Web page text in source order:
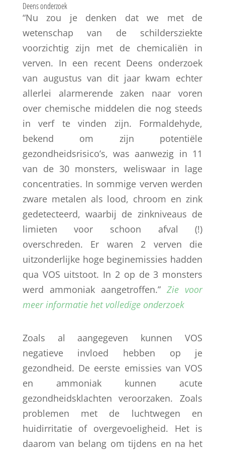
Deens onderzoek
“Nu zou je denken dat we met de
wetenschap van de schildersziekte
voorzichtig zijn met de chemicaliën in
verven. In een recent Deens onderzoek
van augustus van dit jaar kwam echter
allerlei alarmerende zaken naar voren
over chemische middelen die nog steeds
in verf te vinden zijn. Formaldehyde,
bekend om zijn potentiële
gezondheidsrisico’s, was aanwezig in 11
van de 30 monsters, weliswaar in lage
concentraties. In sommige verven werden
zware metalen als lood, chroom en zink
gedetecteerd, waarbij de zinkniveaus de
limieten voor schoon afval (!)
overschreden. Er waren 2 verven die
uitzonderlijke hoge beginemissies hadden
qua VOS uitstoot. In 2 op de 3 monsters
werd ammoniak aangetroffen.”Zie voor
meer informatie het volledige onderzoek
Zoals al aangegeven kunnen VOS
negatieve invloed hebben op je
gezondheid. De eerste emissies van VOS
en ammoniak kunnen acute
gezondheidsklachten veroorzaken. Zoals
problemen met de luchtwegen en
huidirritatie of overgevoeligheid. Het is
daarom van belang om tijdens en na het